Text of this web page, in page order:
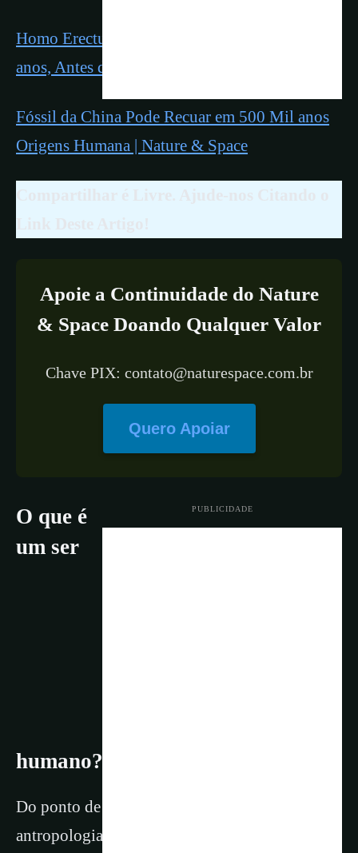
Homo Erectus Começou a Cozinhar Há 780 mil
anos, Antes do Sapiens Existir
Fóssil da China Pode Recuar em 500 Mil anos
Origens Humana | Nature & Space
Apoie a Continuidade do Nature
& Space Doando Qualquer Valor
Chave PIX: contato@naturespace.com.br
Quero Apoiar
PUBLICIDADE
O que é
um ser
humano?
Do ponto de vista da anatomia, e morfologia na
antropologia física os humanos modernos